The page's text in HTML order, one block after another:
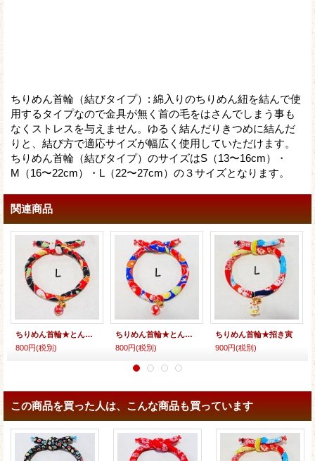
ちりめん首輪（結びタイプ） : 綿入りのちりめん紐を結んで使
用するタイプなので金具が無く首の毛をはさんでしまう事も
なくストレスを与えません。ゆるく結んだりきつめに結んだ
りと、結び方で適応サイズが幅広く使用していただけます。
ちりめん首輪（結びタイプ）のサイズはS（13〜16cm）・
M（16〜22cm）・L（22〜27cm）の３サイズとなります。
関連商品
ちりめん首輪★とんぼ玉
800円(税別)
ちりめん首輪★とんぼ玉
800円(税別)
ちりめん首輪★招き寅
900円(税別)
この商品を買った人は、こんな商品も買っています